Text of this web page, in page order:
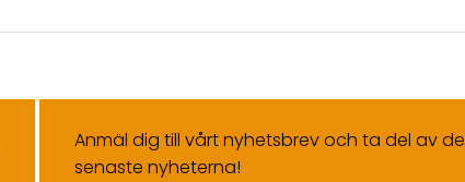
Anmäl dig till vårt nyhetsbrev och ta del av de
senaste nyheterna!